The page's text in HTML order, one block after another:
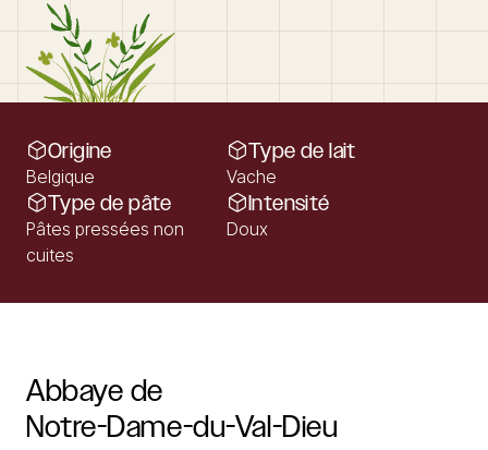
Origine
Belgique
Type de lait
Vache
Type de pâte
Pâtes pressées non
cuites
Intensité
Doux
Abbaye de
Notre-Dame-du-Val-Dieu